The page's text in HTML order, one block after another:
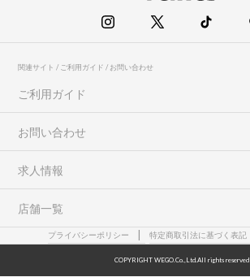
関連サイト / ご利用ガイド / お問い合わせ
ご利用ガイド
お問い合わせ
求人情報
店舗一覧
プライバシーポリシー 特定商取引法に基づく表記
COPYRIGHT WEGO.Co.,Ltd.All rights reserved